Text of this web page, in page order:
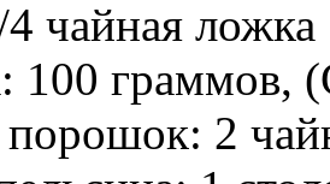
чайная ложка
100 граммов,
2